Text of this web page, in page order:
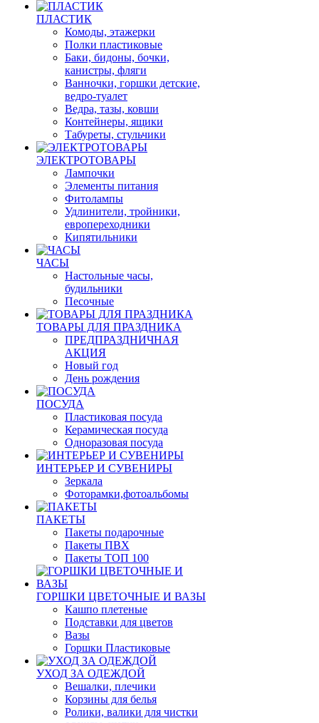
ПЛАСТИК
Комоды, этажерки
Полки пластиковые
Баки, бидоны, бочки,
канистры, фляги
Ванночки, горшки детские,
ведро-туалет
Ведра, тазы, ковши
Контейнеры, ящики
Табуреты, стульчики
ЭЛЕКТРОТОВАРЫ
Лампочки
Элементы питания
Фитолампы
Удлинители, тройники,
европереходники
Кипятильники
ЧАСЫ
Настольные часы,
будильники
Песочные
ТОВАРЫ ДЛЯ ПРАЗДНИКА
ПРЕДПРАЗДНИЧНАЯ
АКЦИЯ
Новый год
День рождения
ПОСУДА
Пластиковая посуда
Керамическая посуда
Одноразовая посуда
ИНТЕРЬЕР И СУВЕНИРЫ
Зеркала
Фоторамки,фотоальбомы
ПАКЕТЫ
Пакеты подарочные
Пакеты ПВХ
Пакеты ТОП 100
ГОРШКИ ЦВЕТОЧНЫЕ И ВАЗЫ
Кашпо плетеные
Подставки для цветов
Вазы
Горшки Пластиковые
УХОД ЗА ОДЕЖДОЙ
Вешалки, плечики
Корзины для белья
Ролики, валики для чистки